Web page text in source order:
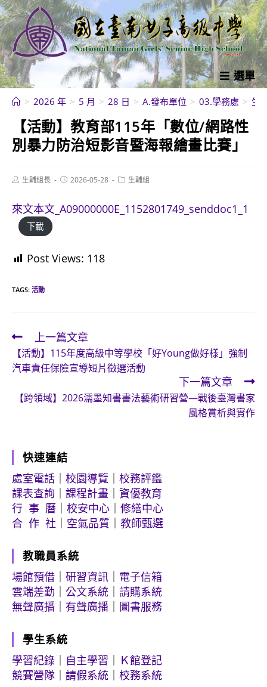
跳
轉
至
主
要
內
選單
> 2026 年 > 5 月 > 28 日 > A.發布單位 > 03.學務處 > 生
【活動】教育部115年「數位/網路性
別暴力防治短影音暨海報繪畫比賽」
Post生輔組長
Post2026-05-28
Post生輔組
來文本文_A09000000E_1152801749_senddoc1_1
下載
Post Views: 118
TAGS: 活動
Read
more
articles
上一篇文章
【活動】115年度高級中等學校「好Young做好樣」強制
汽車責任保險宣導短片徵選活動
下一篇文章
【跨領域】2026濡墨知書書法藝術研習營—戰後臺灣書家
風格賞析與實作
快速連結
處室電話
校園導覽
校務評鑑
課表查詢
課程計畫
資優教育
行 事 曆
校安中心
修繕中心
合 作 社
空氣品質 教師甄選
教職員系統
場館預借
研習資訊
電子信箱
雲端差勤
公文系統
請購系統
無聲廣播
有聲廣播 圖書服務
學生系統
學習紀錄
自主學習
Ｋ館登記
競賽營隊
請假系統 校務系統